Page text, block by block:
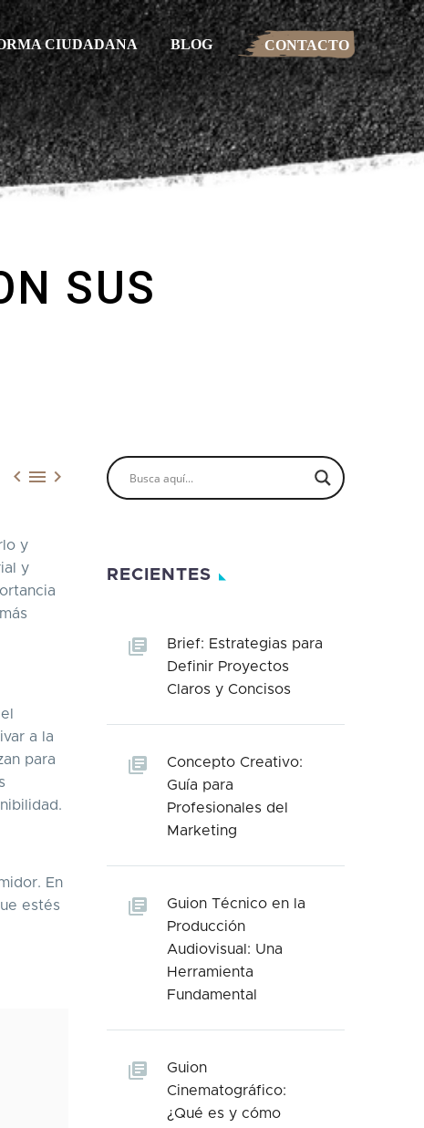
CIUDADANA BLOG CONTACTO
SUS
  
y
y
a la
para
En
estés
RECIENTES
Brief: Estrategias para
Definir Proyectos
Claros y Concisos
Concepto Creativo:
Guía para
Profesionales del
Marketing
Guion Técnico en la
Producción
Audiovisual: Una
Herramienta
Fundamental
Guion
Cinematográfico:
¿Qué es y cómo